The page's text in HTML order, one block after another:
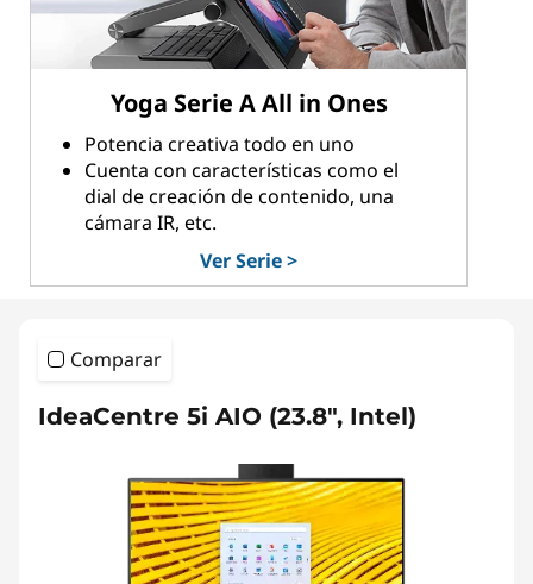
Yoga Serie A All in Ones
Potencia creativa todo en uno
Cuenta con características como el
dial de creación de contenido, una
cámara IR, etc.
Ver Serie >
Comparar
IdeaCentre 5i AIO (23.8", Intel)